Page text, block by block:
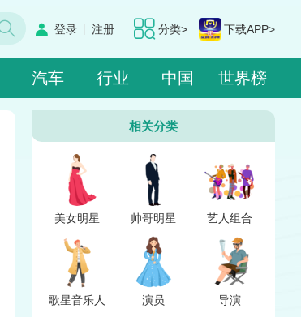
分类> 下载APP>
登录 | 注册
汽车 行业 中国 世界榜
相关分类
美女明星 帅哥明星 艺人组合
歌星音乐人 演员 导演